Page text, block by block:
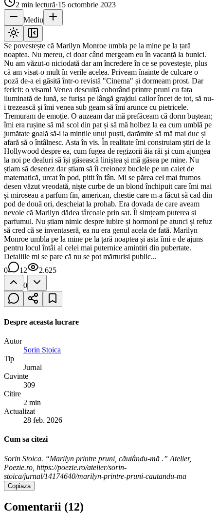
2 min lectură·15 octombrie 2023
Mediu
Se povestește că Marilyn Monroe umbla pe la mine pe la țară
noaptea. Nu mereu, ci doar când mergeam eu în vacanță la bunici.
Nu am văzut-o niciodată dar am încredere în ce se povestește, plus
că am visat-o mult în verile acelea. Priveam înainte de culcare o
poză de-a ei găsită într-o revistă "Cinema" și dormeam prost. Dar
fericit: o visam! Venea desculță coborând printre pruni cu fața
iluminată de lună, se furișa pe lângă grajdul cailor încet de tot, să nu-
i trezească și îmi venea sub geam să îmi arunce cu pietricele.
Tremuram de emoție. O auzeam dar mă prefăceam că dorm buștean;
îmi era rușine să mă scol din pat și să mă holbez la ea cum umblă pe
jumătate goală să-i ia mințile unui puști, darămite să mă mai duc și
afară să o întâlnesc. Asta în vis. În realitate îmi construiam știri de la
Hollywood despre ea, cum fugea de regizorii ăia răi și cum ajungea
la noi pe dealuri să își găsească liniștea și mă găsea pe mine. Nu
știam să desenez dar știam să îi creionez buclele pe un caiet de
matematică, urcat în pod, pitit în fân. Mi se părea cel mai frumos
desen văzut vreodată, niște curbe de un blond închipuit care îmi mai
și miroseau a parfum fin, american, chestie care m-a făcut să cad din
pod de două ori, descheiat la prohab. Era dovada de care aveam
nevoie că Marilyn dădea târcoale prin sat. Îi simțeam puterea și
parfumul. Nu știam nimic despre iubire și hormoni pe atunci și refuz
să cred că se inventaseră, ea nu era genul acela de fată. Marilyn
Monroe umbla pe la mine pe la țară noaptea și asta îmi e de ajuns
pentru locul întâi al celei mai puternice amintiri din pubertate.
Detaliile mi se pare că nu se pot mărturisi public...
0
12
2.625
0
Despre aceasta lucrare
Autor
Sorin Stoica
Tip
Jurnal
Cuvinte
309
Citire
2 min
Actualizat
28 feb. 2026
Cum sa citezi
Sorin Stoica. “Marilyn printre pruni, căutându-mă .” Atelier,
Poezie.ro, https://poezie.ro/atelier/sorin-
stoica/jurnal/14174640/marilyn-printre-pruni-cautandu-ma
Copiaza
Comentarii (12)